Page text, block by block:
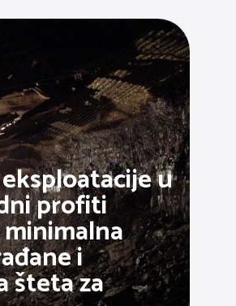
u
profiti
i
šteta za